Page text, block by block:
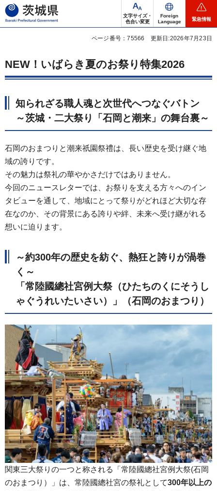
茨城県
文字サイズ・
色合い変更
Foreign
Language
緊急情報
ページ番号：75566 更新日:2026年7月23日
NEW！いばらき夏のお祭り特集2026
知られざる職人魂と次世代へつなぐバトン
～茨城・二大祭り「石岡と潮来」の舞台裏～
石岡のおまつりと潮来祇園祭禮は、長い歴史を受け継ぐ地
域の誇りです。
その魅力は祭礼の華やかさだけではありません。
今回のニュースレターでは、お祭りを支える方々へのイン
タビューを通して、地域にとって祭りがどれほど大切な存
在なのか、その背景にある誇りや絆、未来へ受け継がれる
想いに迫ります。
～約300年の歴史を紡ぐ、熱狂と誇りが渦巻
く～
「常陸國總社宮例大祭（ひたちのくにそうし
ゃぐうれいたいさい）」（石岡のおまつり）
関東三大祭りの一つと称される「常陸國總社宮例大祭(石岡
のおまつり）」は、常陸國總社宮の祭礼として300年以上の